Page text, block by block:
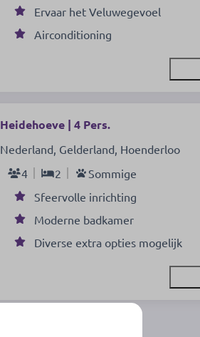
Ervaar het Veluwegevoel
Airconditioning
Heidehoeve | 4 Pers.
Nederland, Gelderland, Hoenderloo
4
2
Sommige
Sfeervolle inrichting
Moderne badkamer
Diverse extra opties mogelijk